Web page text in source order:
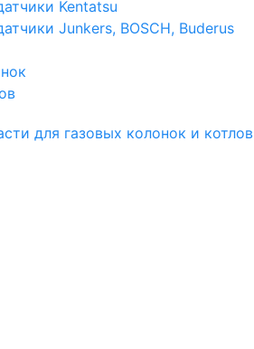
Kentatsu
Junkers, BOSCH, Buderus
для газовых колонок и котлов